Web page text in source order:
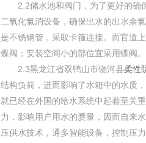
2.2储水池和阀门，为了更好的确保
二氧化氯消设备，确保出水的出水余
是不锈钢管，采取卡箍连接。而官道
蝶阀；安装空间小的部位宜采用蝶阀。
2.3黑龙江省双鸭山市饶河县柔性
结构负荷，进而影响了水箱中的水质
就已经在外国的给水系统中起着至关
力，影响用户用水的赝量，因而自来
压供水技术，通多智能设备，控制压力